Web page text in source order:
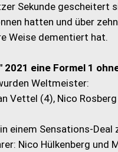
Sekunde gescheitert
hatten und über
Weise dementiert hat.
eine Formel 1
Weltmeister:
Vettel (4), Nico
einem Sensations-
Nico Hülkenberg und